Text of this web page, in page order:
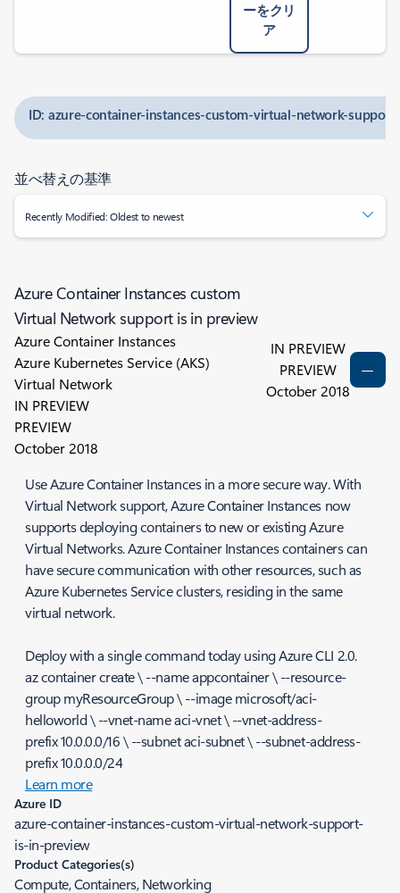
ーをクリ
ア
ID: azure-container-instances-custom-virtual-network-
並べ替えの基準
Recently Modified: Oldest to newest
Azure Container Instances custom
Virtual Network support is in preview
Azure Container Instances
Azure Kubernetes Service (AKS)
Virtual Network
IN PREVIEW
PREVIEW
October 2018
IN PREVIEW
PREVIEW
October 2018
Use Azure Container Instances in a more secure way. With
Virtual Network support, Azure Container Instances now
supports deploying containers to new or existing Azure
Virtual Networks. Azure Container Instances containers can
have secure communication with other resources, such as
Azure Kubernetes Service clusters, residing in the same
virtual network.
Deploy with a single command today using Azure CLI 2.0.
az container create \ --name appcontainer \ --resource-
group myResourceGroup \ --image microsoft/aci-
helloworld \ --vnet-name aci-vnet \ --vnet-address-
prefix 10.0.0.0/16 \ --subnet aci-subnet \ --subnet-address-
prefix 10.0.0.0/24
Learn more
Azure ID
azure-container-instances-custom-virtual-network-support-
is-in-preview
Product Categories(s)
Compute, Containers, Networking